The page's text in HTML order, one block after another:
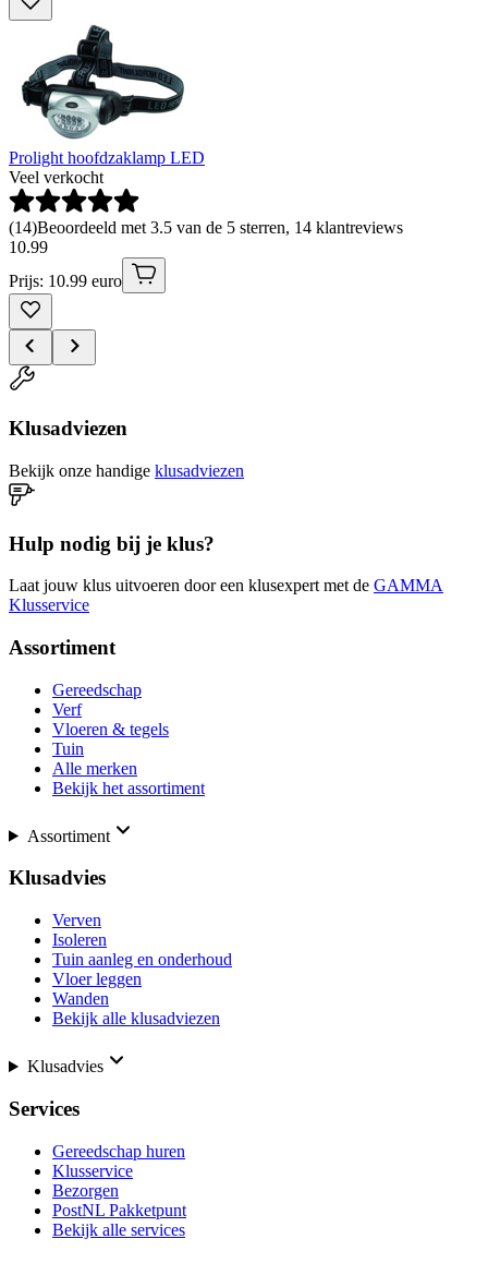
Prolight hoofdzaklamp LED
Veel verkocht
(14)Beoordeeld met 3.5 van de 5 sterren, 14 klantreviews
10.99
Prijs: 10.99 euro
Klusadviezen
Bekijk onze handige klusadviezen
Hulp nodig bij je klus?
Laat jouw klus uitvoeren door een klusexpert met de GAMMA
Klusservice
Assortiment
Gereedschap
Verf
Vloeren & tegels
Tuin
Alle merken
Bekijk het assortiment
Assortiment
Klusadvies
Verven
Isoleren
Tuin aanleg en onderhoud
Vloer leggen
Wanden
Bekijk alle klusadviezen
Klusadvies
Services
Gereedschap huren
Klusservice
Bezorgen
PostNL Pakketpunt
Bekijk alle services